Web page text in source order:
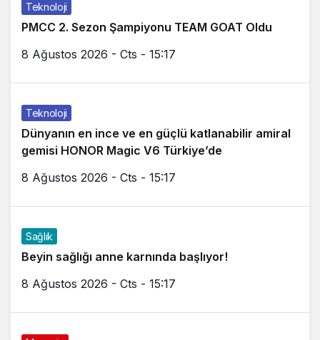
Teknoloji
PMCC 2. Sezon Şampiyonu TEAM GOAT Oldu
8 Ağustos 2026 - Cts - 15:17
Teknoloji
Dünyanın en ince ve en güçlü katlanabilir amiral
gemisi HONOR Magic V6 Türkiye’de
8 Ağustos 2026 - Cts - 15:17
Sağlık
Beyin sağlığı anne karnında başlıyor!
8 Ağustos 2026 - Cts - 15:17